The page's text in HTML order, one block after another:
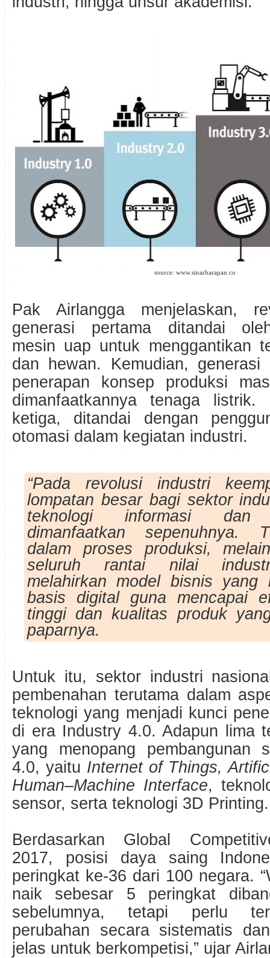
source: www.sinarharapan.co
Pak Airlangga menjelaskan,
generasi pertama ditandai
mesin uap untuk menggantikan
dan hewan. Kemudian, generasi
penerapan konsep produksi
dimanfaatkannya tenaga listrik.
ketiga, ditandai dengan
otomasi dalam kegiatan industri.
“Pada revolusi industri
lompatan besar bagi sektor
teknologi informasi dan
dimanfaatkan sepenuhnya.
dalam proses produksi,
seluruh rantai nilai
melahirkan model bisnis yang
basis digital guna mencapai
tinggi dan kualitas produk
paparnya.
Untuk itu, sektor industri
pembenahan terutama dalam
teknologi yang menjadi kunci
di era Industry 4.0. Adapun lima
yang menopang pembangunan
4.0, yaitu Internet of Things,
Human–Machine Interface,
sensor, serta teknologi 3D Printing.
Berdasarkan Global
2017, posisi daya saing
peringkat ke-36 dari 100 negara.
naik sebesar 5 peringkat
sebelumnya, tetapi perlu
perubahan secara sistematis
jelas untuk berkompetisi,” ujar